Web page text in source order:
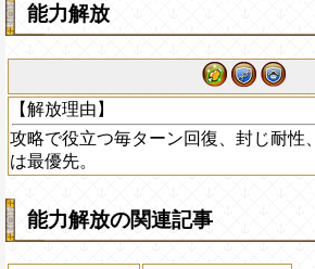
能力解放
【解放理由】
攻略で役立つ毎ターン回復、封じ耐性
は最優先。
能力解放の関連記事